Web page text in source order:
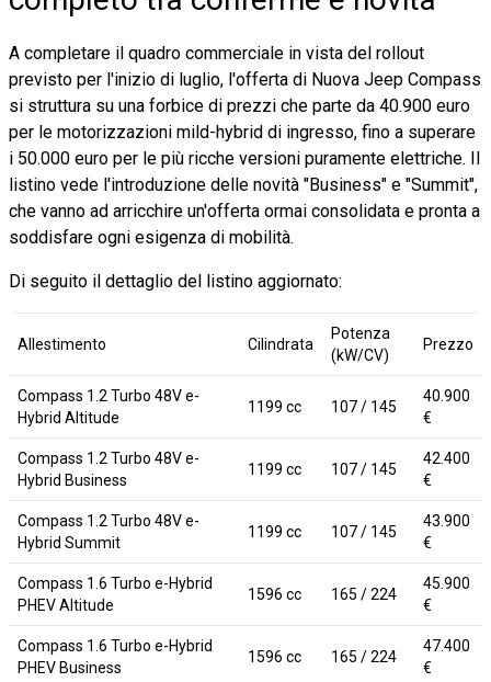
A completare il quadro commerciale in vista del rollout
previsto per l'inizio di luglio, l'offerta di Nuova Jeep Compass
si struttura su una forbice di prezzi che parte da 40.900 euro
per le motorizzazioni mild-hybrid di ingresso, fino a superare
i 50.000 euro per le più ricche versioni puramente elettriche. Il
listino vede l'introduzione delle novità "Business" e "Summit",
che vanno ad arricchire un'offerta ormai consolidata e pronta a
soddisfare ogni esigenza di mobilità.
Di seguito il dettaglio del listino aggiornato:
Allestimento Cilindrata
Potenza
(kW/CV)
Prezzo
Compass 1.2 Turbo 48V e-
Hybrid Altitude
1199 cc 107 / 145
40.900
€
Compass 1.2 Turbo 48V e-
Hybrid Business
1199 cc 107 / 145
42.400
€
Compass 1.2 Turbo 48V e-
Hybrid Summit
1199 cc 107 / 145
43.900
€
Compass 1.6 Turbo e-Hybrid
PHEV Altitude
1596 cc 165 / 224
45.900
€
Compass 1.6 Turbo e-Hybrid
PHEV Business
1596 cc 165 / 224
47.400
€